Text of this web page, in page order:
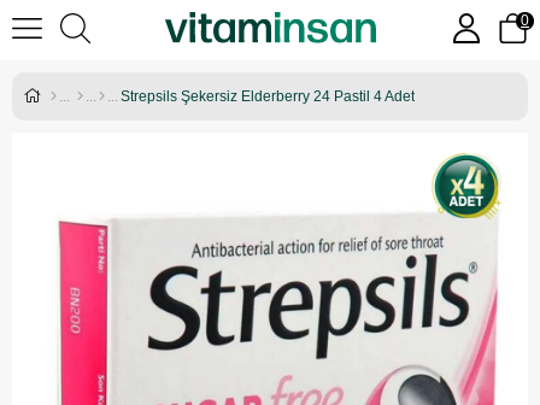
0
Strepsils Şekersiz Elderberry 24 Pastil 4 Adet